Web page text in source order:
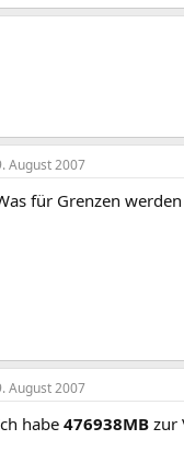
August 2007
für Grenzen
August 2007
habe 476938MB zur